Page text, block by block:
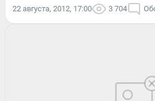
22 августа, 2012, 17:00 3 704